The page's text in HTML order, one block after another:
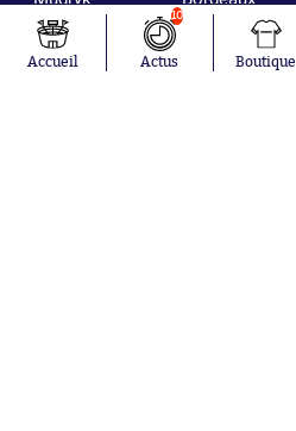
Neymar
Khalis Merah
Loïs Openda
Olympique
Accueil
10
Actus Boutique